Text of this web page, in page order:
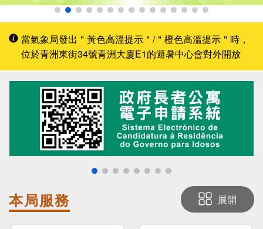
當氣象局發出＂黃色高溫提示＂/＂橙色高溫提示＂時，
位於青洲東街34號青洲大廈E1的避暑中心會對外開放
本局服務 展開